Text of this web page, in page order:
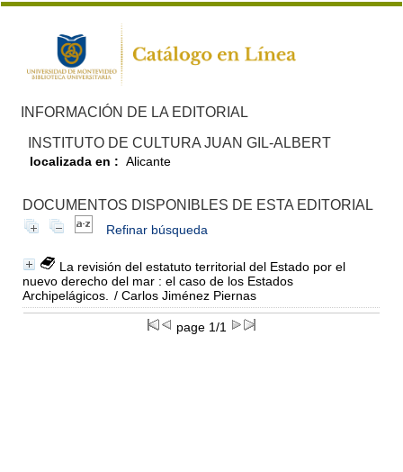
INFORMACIÓN DE LA EDITORIAL
INSTITUTO DE CULTURA JUAN GIL-ALBERT
localizada en : Alicante
DOCUMENTOS DISPONIBLES DE ESTA EDITORIAL
Refinar búsqueda
La revisión del estatuto territorial del Estado por el
nuevo derecho del mar : el caso de los Estados
Archipelágicos.
/ Carlos Jiménez Piernas
page 1/1